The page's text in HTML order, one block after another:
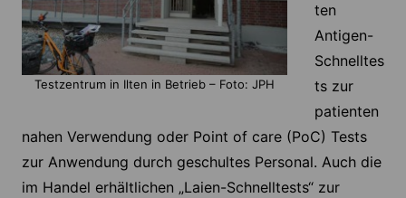
Testzentrum in Ilten in Betrieb – Foto: JPH
ten
Antigen-
Schnelltes
ts zur
patienten
nahen Verwendung oder Point of care (PoC) Tests
zur Anwendung durch geschultes Personal. Auch die
im Handel erhältlichen „Laien-Schnelltests“ zur